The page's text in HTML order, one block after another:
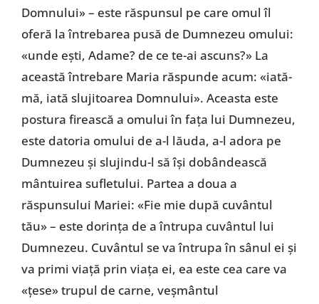
Domnului» – este răspunsul pe care omul îl
oferă la întrebarea pusă de Dumnezeu omului:
«unde eşti, Adame? de ce te-ai ascuns?» La
această întrebare Maria răspunde acum: «iată-
mă, iată slujitoarea Domnului». Aceasta este
postura firească a omului în faţa lui Dumnezeu,
este datoria omului de a-l lăuda, a-l adora pe
Dumnezeu şi slujindu-l să îşi dobândească
mântuirea sufletului. Partea a doua a
răspunsului Mariei: «Fie mie după cuvântul
tău» – este dorinţa de a întrupa cuvântul lui
Dumnezeu. Cuvântul se va întrupa în sânul ei şi
va primi viaţă prin viaţa ei, ea este cea care va
«ţese» trupul de carne, veşmântul